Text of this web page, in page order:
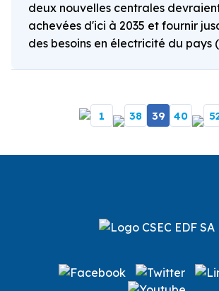
deux nouvelles centrales
achevées d'ici à 2035 et fournir
des besoins en électricité du pays
1 38 39 40